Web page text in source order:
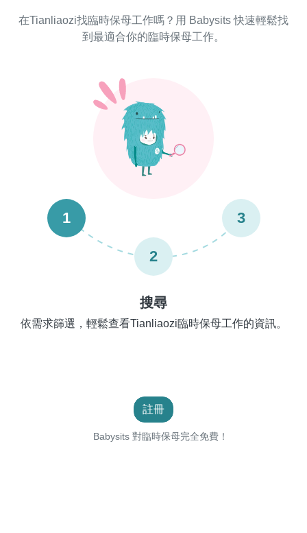
在Tianliaozi找臨時保母工作嗎？用 Babysits 快速輕鬆找
到最適合你的臨時保母工作。
1
2
3
搜尋
依需求篩選，輕鬆查看Tianliaozi臨時保母工作的資訊。
註冊
Babysits 對臨時保母完全免費！